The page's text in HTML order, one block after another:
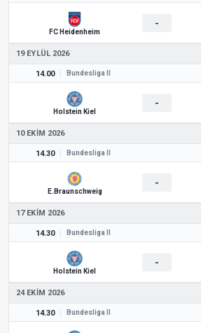
FC Heidenheim
-
19 EYLÜL 2026
14.00 Bundesliga II
Holstein Kiel
-
10 EKIM 2026
14.30 Bundesliga II
E.Braunschweig
-
17 EKIM 2026
14.30 Bundesliga II
Holstein Kiel
-
24 EKIM 2026
14.30 Bundesliga II